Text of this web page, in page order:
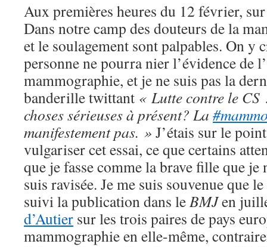
Aux premières heures du 12 février,
Dans notre camp des douteurs de la
et le soulagement sont palpables. On y
personne ne pourra nier l’évidence de
mammographie, et je ne suis pas la
banderille twittant « Lutte contre le
choses sérieuses à présent? La
manifestement pas. » J’étais sur le
vulgariser cet essai, ce que certains
que je fasse comme la brave fille que je
suis ravisée. Je me suis souvenue que
suivi la publication dans leBMJen
d’Autier sur les trois paires de pays
mammographie en elle-même,